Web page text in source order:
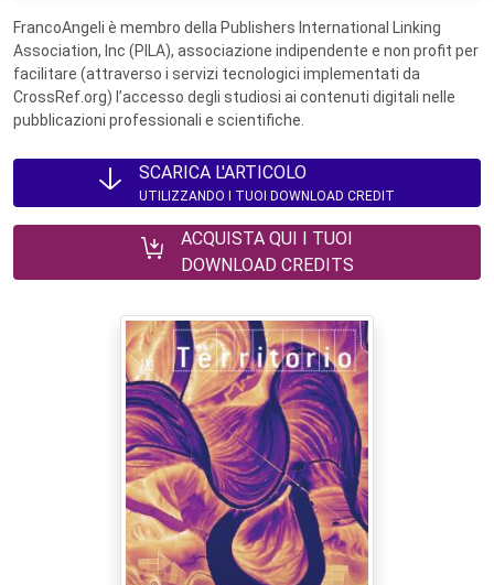
FrancoAngeli è membro della Publishers International Linking
Association, Inc (PILA), associazione indipendente e non profit per
facilitare (attraverso i servizi tecnologici implementati da
CrossRef.org) l’accesso degli studiosi ai contenuti digitali nelle
pubblicazioni professionali e scientifiche.
SCARICA L'ARTICOLO
UTILIZZANDO I TUOI DOWNLOAD CREDIT
ACQUISTA QUI I TUOI
DOWNLOAD CREDITS